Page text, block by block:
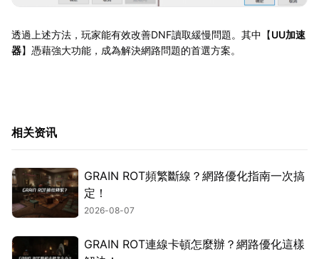
透過上述方法，玩家能有效改善DNF讀取緩慢問題。其中【UU加速
器】憑藉強大功能，成為解決網路問題的首選方案。
相关资讯
GRAIN ROT頻繁斷線？網路優化指南一次搞
定！
2026-08-07
GRAIN ROT連線卡頓怎麼辦？網路優化這樣